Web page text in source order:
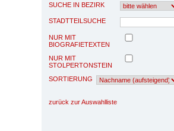
SUCHE IN BEZIRK
STADTTEILSUCHE
NUR MIT
BIOGRAFIETEXTEN
NUR MIT
STOLPERTONSTEIN
SORTIERUNG
zurück zur Auswahlliste